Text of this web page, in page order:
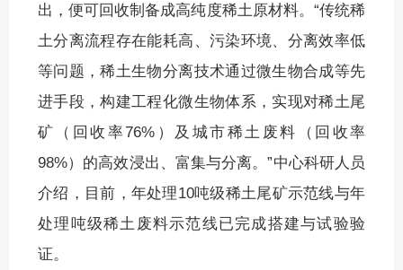
出，便可回收制备成高纯度稀土原材料。“传统稀
土分离流程存在能耗高、污染环境、分离效率低
等问题，稀土生物分离技术通过微生物合成等先
进手段，构建工程化微生物体系，实现对稀土尾
矿（回收率76%）及城市稀土废料（回收率
98%）的高效浸出、富集与分离。”中心科研人员
介绍，目前，年处理10吨级稀土尾矿示范线与年
处理吨级稀土废料示范线已完成搭建与试验验
证。